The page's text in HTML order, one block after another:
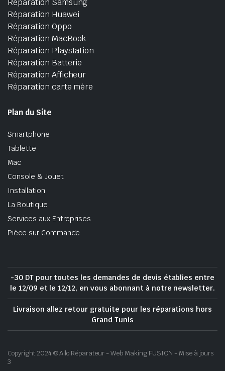
Réparation Samsung
Réparation Huawei
Réparation Oppo
Réparation MacBook
Réparation Playstation
Réparation Batterie
Réparation Afficheur
Réparation carte mère
Plan du Site
Smartphone
Tablette
Mac
Console & Jouet
Installation
La Boutique
Services aux Entreprises
Pièce sur Commande
-30 DT pour toutes les demandes de devis établies entre
le 12/09 et le 12/12, en vous abonnant à notre newsletter.
Livraison allez retour gratuite pour les réparations hors
Grand Tunis
Copyright 2024 © Allo Réparateur - Web Making FUSION - Mise à jours
3